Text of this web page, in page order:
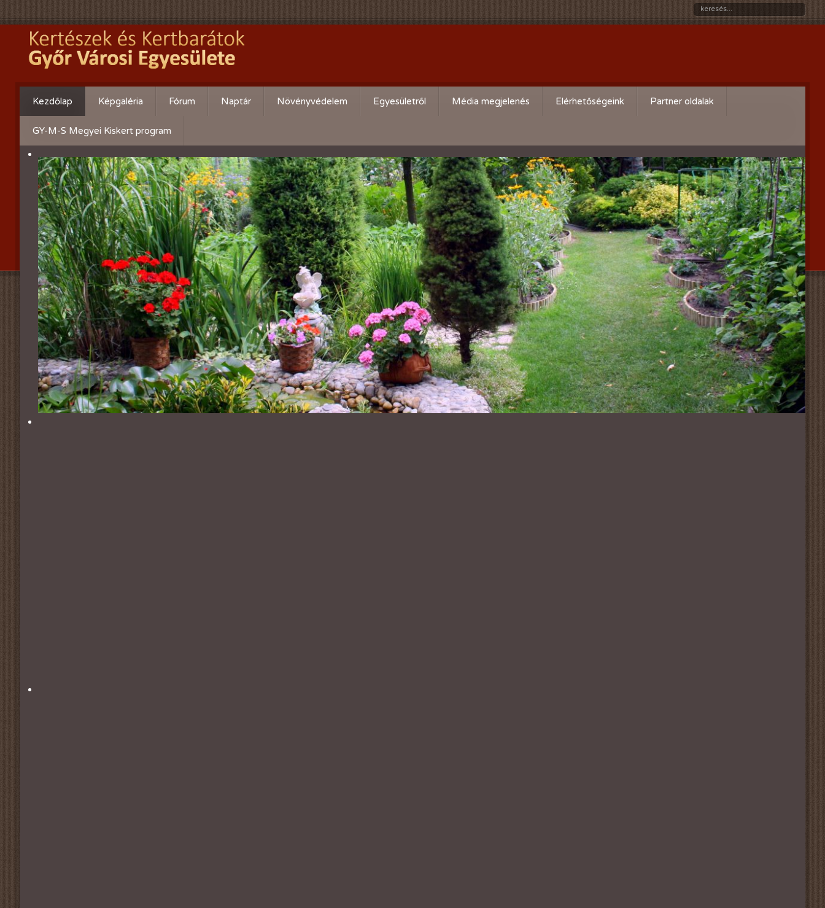
Kezdőlap Képgaléria
Évente:
2025-évi események
2024-évi események
2023-évi események
2022-évi események
2021-évi események
2020-évi események
2019-évi események
2018-évi események
2017-évi események
2016-évi események
Fórum
felelek.
Gyümölcsöskert
Zöldségeskert
Díszkert
Naptár Növényvédelem Egyesületről
Bírósági beszámolók
Események beszámolói
Előadóink bemutató anyagai
Kertbarát kiadványaink
Vásárlási kedvezmények
Adó 1%
Média megjelenés Elérhetőségeink Partner oldalak
Kertészek és Kertbarátok
Országos Szövetsége
AgroPlus Szerviz
GAYERKERT Kft. - Szentiváni
kertcentrum
Flowers Virág Nagy és
Kiskereskedés
Fészek Kert Kertészeti
Szakáruház
GYŐRKERT Parképítő Kft
GY-M-S Megyei Kiskert program